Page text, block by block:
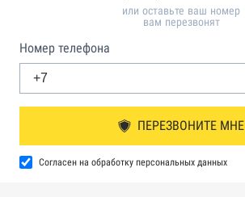
или оставьте ваш номер
вам перезвонят
Номер телефона
ПЕРЕЗВОНИТЕ МНЕ
Согласен на обработку персональных данных